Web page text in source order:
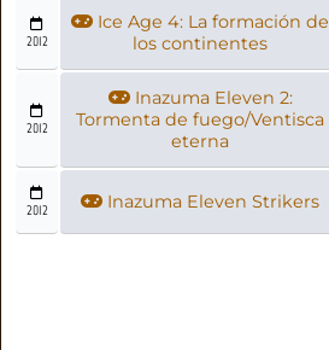
2012
Ice Age 4: La formación de
los continentes
2012
Inazuma Eleven 2:
Tormenta de fuego/Ventisca
eterna
2012 Inazuma Eleven Strikers